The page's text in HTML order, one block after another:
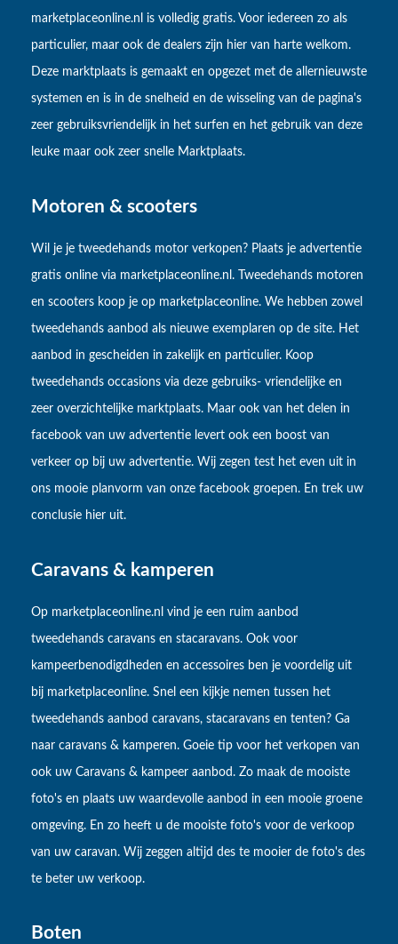
marketplaceonline.nl is volledig gratis. Voor iedereen zo als
particulier, maar ook de dealers zijn hier van harte welkom.
Deze marktplaats is gemaakt en opgezet met de allernieuwste
systemen en is in de snelheid en de wisseling van de pagina's
zeer gebruiksvriendelijk in het surfen en het gebruik van deze
leuke maar ook zeer snelle Marktplaats.
Motoren & scooters
Wil je je tweedehands motor verkopen? Plaats je advertentie
gratis online via marketplaceonline.nl. Tweedehands motoren
en scooters koop je op marketplaceonline. We hebben zowel
tweedehands aanbod als nieuwe exemplaren op de site. Het
aanbod in gescheiden in zakelijk en particulier. Koop
tweedehands occasions via deze gebruiks- vriendelijke en
zeer overzichtelijke marktplaats. Maar ook van het delen in
facebook van uw advertentie levert ook een boost van
verkeer op bij uw advertentie. Wij zegen test het even uit in
ons mooie planvorm van onze facebook groepen. En trek uw
conclusie hier uit.
Caravans & kamperen
Op marketplaceonline.nl vind je een ruim aanbod
tweedehands caravans en stacaravans. Ook voor
kampeerbenodigdheden en accessoires ben je voordelig uit
bij marketplaceonline. Snel een kijkje nemen tussen het
tweedehands aanbod caravans, stacaravans en tenten? Ga
naar caravans & kamperen. Goeie tip voor het verkopen van
ook uw Caravans & kampeer aanbod. Zo maak de mooiste
foto's en plaats uw waardevolle aanbod in een mooie groene
omgeving. En zo heeft u de mooiste foto's voor de verkoop
van uw caravan. Wij zeggen altijd des te mooier de foto's des
te beter uw verkoop.
Boten